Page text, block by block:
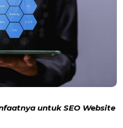
untuk SEO Website